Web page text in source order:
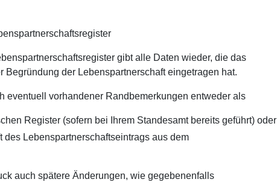
gibt alle Daten wieder, die das
Begründung der Lebenspartnerschaft eingetragen hat.
eventuell vorhandener Randbemerkungen entweder als
Register (sofern bei Ihrem Standesamt bereits geführt) oder
Lebenspartnerschaftseintrags aus dem
auch spätere Änderungen, wie gegebenenfalls